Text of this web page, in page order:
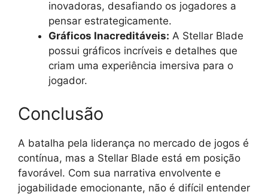
inovadoras, desafiando os jogadores a
pensar estrategicamente.
Gráficos Inacreditáveis: A Stellar Blade
possui gráficos incríveis e detalhes que
criam uma experiência imersiva para o
jogador.
Conclusão
A batalha pela liderança no mercado de jogos é
contínua, mas a Stellar Blade está em posição
favorável. Com sua narrativa envolvente e
jogabilidade emocionante, não é difícil entender